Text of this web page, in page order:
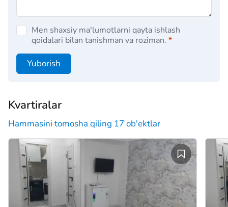
Men shaxsiy ma'lumotlarni qayta ishlash
qoidalari bilan tanishman va roziman. *
Yuborish
Kvartiralar
Hammasini tomosha qiling 17 ob'ektlar